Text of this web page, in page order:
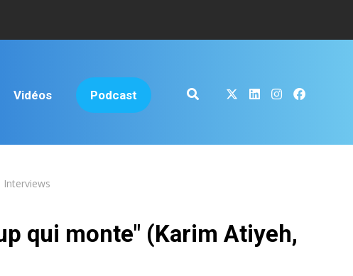
Vidéos Podcast
Interviews
qui monte" (Karim Atiyeh,